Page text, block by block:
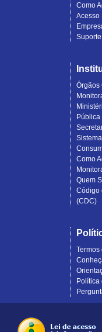
Como
Acesso
Suporte
Órgãos
Pública
Como
Quem
Código
(CDC)
Termos
Política